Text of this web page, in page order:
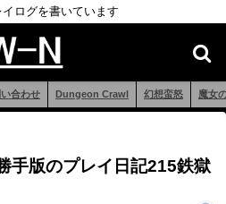
ログを書いています
合わせ Dungeon Crawl 幻想蛮怒 魔女
手版のプレイ日記215鉄獄